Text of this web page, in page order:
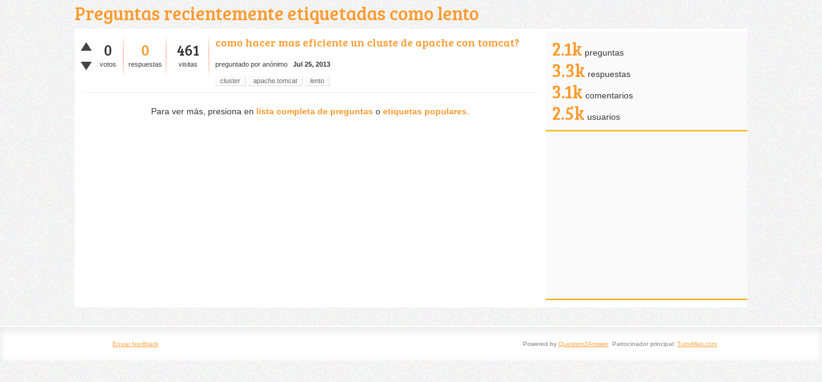
Preguntas recientemente etiquetadas como lento
0
votos
0
respuestas
461
visitas
como hacer mas eficiente un cluste de apache con tomcat?
preguntado por anónimo Jul 25, 2013
cluster apache.tomcat lento
Para ver más, presiona en lista completa de preguntas o etiquetas populares
2.1k preguntas
3.3k respuestas
3.1k comentarios
2.5k usuarios
Enviar feedback Patrocinador principal: TutorMas.com
Powered by Question2Answer